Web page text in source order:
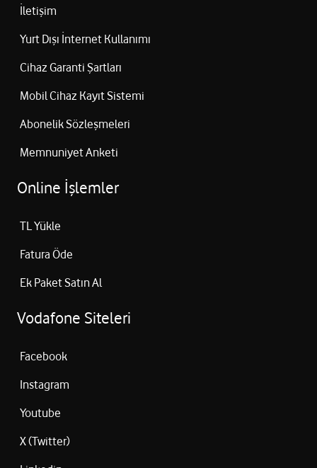
İletişim
Yurt Dışı İnternet Kullanımı
Cihaz Garanti Şartları
Mobil Cihaz Kayıt Sistemi
Abonelik Sözleşmeleri
Memnuniyet Anketi
Online İşlemler
TL Yükle
Fatura Öde
Ek Paket Satın Al
Vodafone Siteleri
Facebook
Instagram
Youtube
X (Twitter)